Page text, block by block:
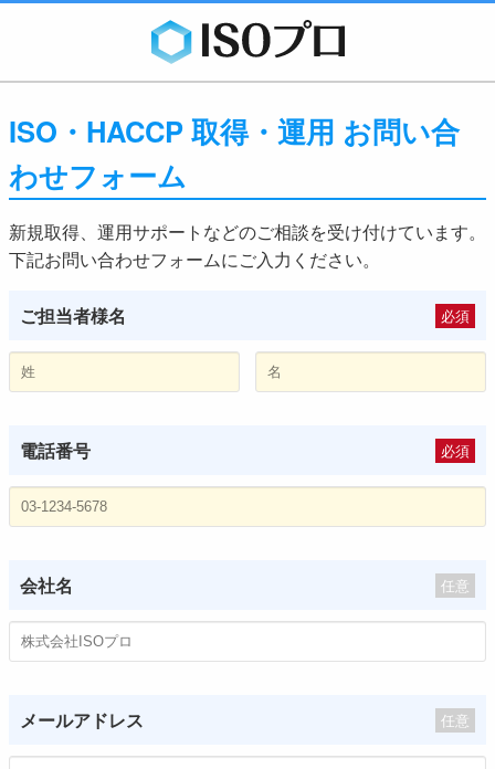
ISO・HACCP 取得・運用 お問い合
わせフォーム
新規取得、運用サポートなどのご相談を受け付けています。
下記お問い合わせフォームにご入力ください。
ご担当者様名 必須
電話番号 必須
会社名 任意
メールアドレス 任意